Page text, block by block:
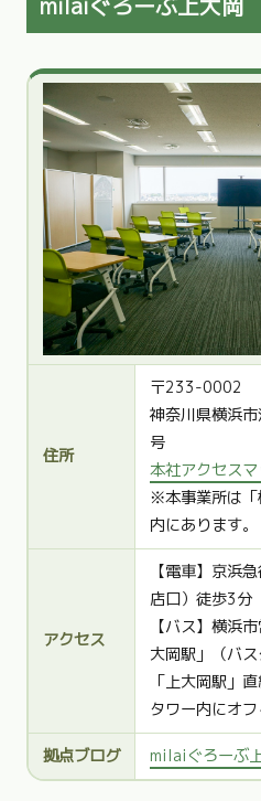
住所
〒233-0002
神奈川県横浜
号
本社アクセス
※本事業所は「
内にあります。
アクセス
【電車】京浜
店口）徒歩3分
【バス】横浜
大岡駅」（バ
「上大岡駅」
タワー内にオフ
拠点ブログ milaiぐろーぶ